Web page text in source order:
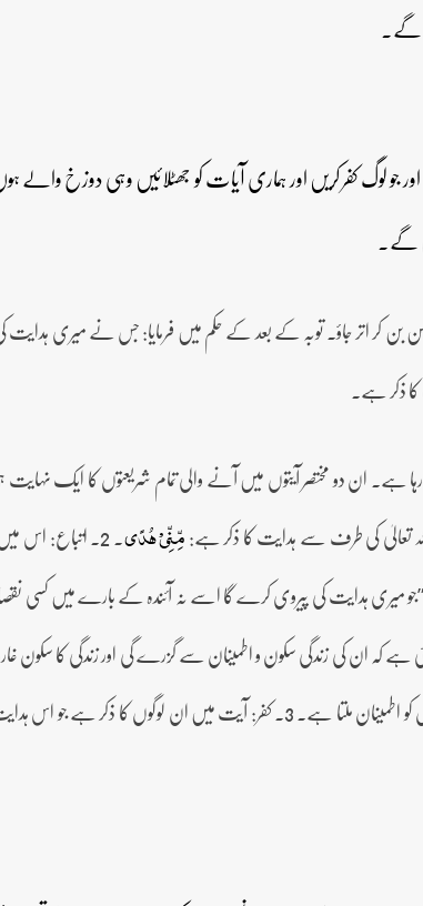
اور جو لوگ کفر کریں اور ہماری آیات کو جھٹلائیں وہی دوزخ
گے۔
اتر جاؤ۔ توبہ کے بعد کے حکم میں فرمایا: جس نے میری ہدایت
ذکر ہے۔
ان دو مختصر آیتوں میں آنے والی تمام شریعتوں کا ایک نہایت
مِّنِّیۡ ہُدًی ۔ 2۔ اتباع: اس
میری ہدایت کی پیروی کرے گا اسے نہ آئندہ کے بارے میں کسی
کہ ان کی زندگی سکون و اطمینان سے گزرے گی اور زندگی کا
(13 :28) یاد رکھو! یاد خدا سے دلوں کو اطمینان ملتا ہے۔ 3۔ کفر: آیت میں ان